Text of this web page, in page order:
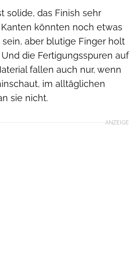
solide, das Finish sehr
könnten noch etwas
aber blutige Finger holt
die Fertigungsspuren auf
fallen auch nur, wenn
im alltäglichen
sie nicht.
ANZEIGE